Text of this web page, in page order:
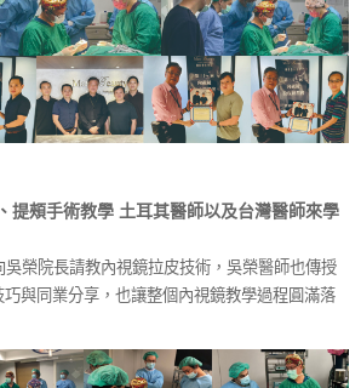
提頰手術教學 土耳其醫師以及台灣醫師來學
吳榮院長請教內視鏡拉皮技術，吳榮醫師也傳授
與同業分享，也讓整個內視鏡教學過程圓滿落